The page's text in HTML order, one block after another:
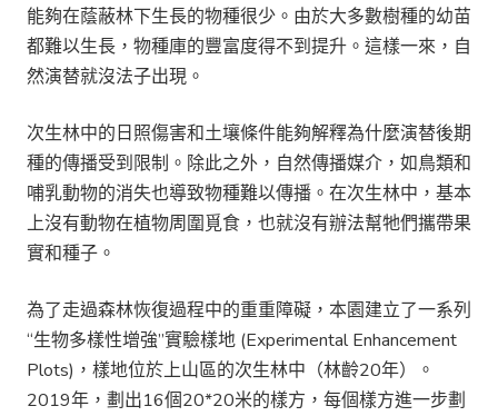
能夠在蔭蔽林下生長的物種很少。由於大多數樹種的幼苗
都難以生長，物種庫的豐富度得不到提升。這樣一來，自
然演替就沒法子出現。
次生林中的日照傷害和土壤條件能夠解釋為什麼演替後期
種的傳播受到限制。除此之外，自然傳播媒介，如鳥類和
哺乳動物的消失也導致物種難以傳播。在次生林中，基本
上沒有動物在植物周圍覓食，也就沒有辦法幫牠們攜帶果
實和種子。
為了走過森林恢復過程中的重重障礙，本園建立了一系列
“生物多樣性增強”實驗樣地 (Experimental Enhancement
Plots)，樣地位於上山區的次生林中（林齡20年）。
2019年，劃出16個20*20米的樣方，每個樣方進一步劃